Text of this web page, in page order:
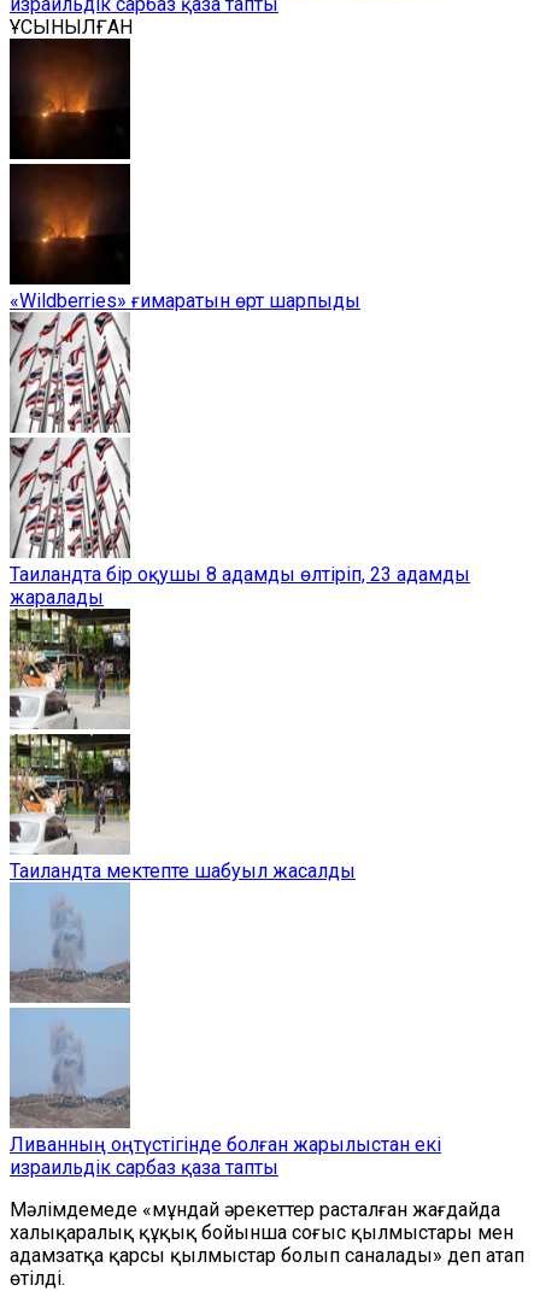
ҰСЫНЫЛҒАН
«Wildberries» ғимаратын өрт шарпыды
Таиландта бір оқушы 8 адамды өлтіріп, 23 адамды
жаралады
Таиландта мектепте шабуыл жасалды
Ливанның оңтүстігінде болған жарылыстан екі
израильдік сарбаз қаза тапты
Мәлімдемеде «мұндай әрекеттер расталған жағдайда
халықаралық құқық бойынша соғыс қылмыстары мен
адамзатқа қарсы қылмыстар болып саналады» деп атап
өтілді.